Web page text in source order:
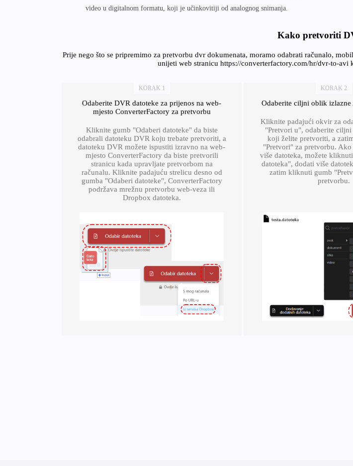
video u digitalnom formatu, koji je učinkovitiji od analognog snimanja.
Kako pretvoriti
Prije nego što se pripremimo za pretvorbu dvr dokumenata, moramo odabrati računalo,
unijeti web stranicu https://converterfactory.com/hr/dvr-to-
KORAK 1
Odaberite DVR datoteke za prijenos na web-
mjesto ConverterFactory za pretvorbu
Kliknite gumb "Odaberi datoteke" da biste
odabrali datoteku DVR koju trebate pretvoriti, a
datoteku DVR možete ispustiti izravno na web-
mjesto ConverterFactory da biste pretvorili
stranicu kada upravljate pretvorbom na
računalu. Kliknite padajuću strelicu desno od
gumba "Odaberi datoteke", ConverterFactory
podržava mrežnu pretvorbu web-veza ili
Dropbox datoteka.
KORAK 2
Odaberite ciljni oblik izlazne
Kliknite padajući okvir za
"Pretvori u", odaberite ciljni
koji želite pretvoriti, a
"Pretvori" za pretvorbu.
više datoteka, možete
datoteka", dodati više
zatim kliknuti gumb
pretvorbu.